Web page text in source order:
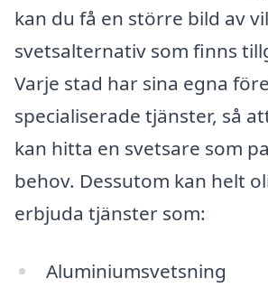
kan du få en större bild av
svetsalternativ som finns
Varje stad har sina egna
specialiserade tjänster, så
kan hitta en svetsare som
behov. Dessutom kan helt
erbjuda tjänster som:
Aluminiumsvetsning